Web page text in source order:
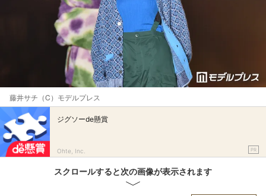
藤井サチ（C）モデルプレス
ジグソーde懸賞
Ohte, Inc. PR
スクロールすると次の画像が表示されます